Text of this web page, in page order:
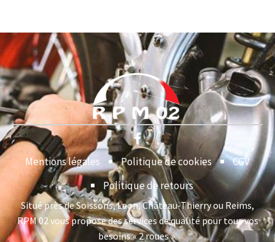
Mentions légales Politique de cookies
CGV
Politique de retours
Situé près de Soissons, Laon, Château-Thierry ou Reims,
RPM 02 vous propose des services de qualité pour tous vos
besoins « 2 roues ».